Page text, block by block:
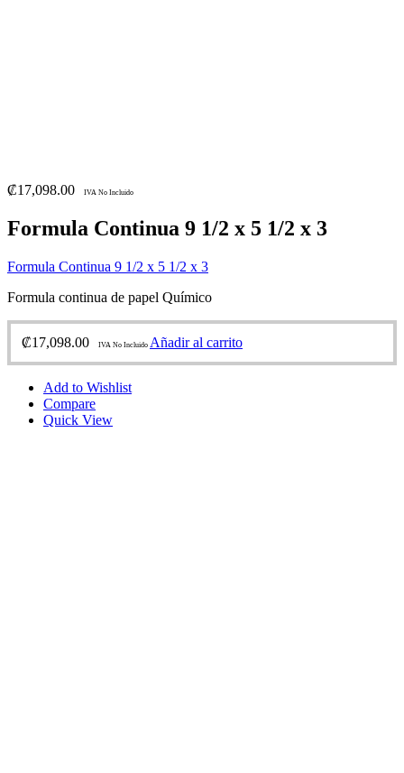
₡17,098.00 IVA No Incluido
Formula Continua 9 1/2 x 5 1/2 x 3
Formula Continua 9 1/2 x 5 1/2 x 3
Formula continua de papel Químico
₡17,098.00 IVA No Incluido Añadir al carrito
Add to Wishlist
Compare
Quick View